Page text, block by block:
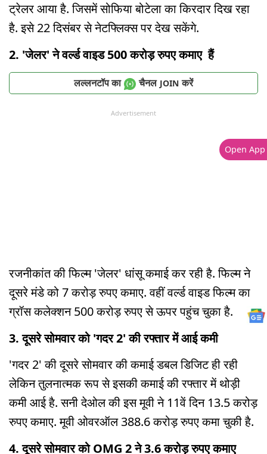
ट्रेलर आया है. जिसमें सोफिया बोटेला का किरदार दिख रहा
है. इसे 22 दिसंबर से नेटफ्लिक्स पर देख सकेंगे.
2. 'जेलर' ने वर्ल्ड वाइड 500 करोड़ रुपए कमाए हैं
लल्लनटॉप का चैनल JOIN करें
Advertisement
रजनीकांत की फिल्म 'जेलर' धांसू कमाई कर रही है. फिल्म ने
दूसरे मंडे को 7 करोड़ रुपए कमाए. वहीं वर्ल्ड वाइड फिल्म का
ग्रॉस कलेक्शन 500 करोड़ रुपए से ऊपर पहुंच चुका है.
3. दूसरे सोमवार को 'गदर 2' की रफ्तार में आई कमी
'गदर 2' की दूसरे सोमवार की कमाई डबल डिजिट ही रही
लेकिन तुलनात्मक रूप से इसकी कमाई की रफ्तार में थोड़ी
कमी आई है. सनी देओल की इस मूवी ने 11वें दिन 13.5 करोड़
रुपए कमाए. मूवी ओवरऑल 388.6 करोड़ रुपए कमा चुकी है.
4. दूसरे सोमवार को OMG 2 ने 3.6 करोड़ रुपए कमाए
Open App